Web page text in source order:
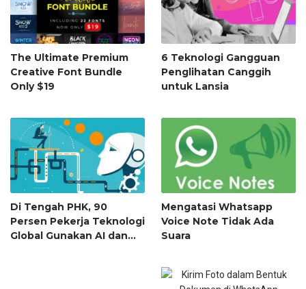
The Ultimate Premium
Creative Font Bundle
Only $19
6 Teknologi Gangguan
Penglihatan Canggih
untuk Lansia
Di Tengah PHK, 90
Persen Pekerja Teknologi
Global Gunakan AI dan
Mengatasi Whatsapp
Voice Note Tidak Ada
Suara